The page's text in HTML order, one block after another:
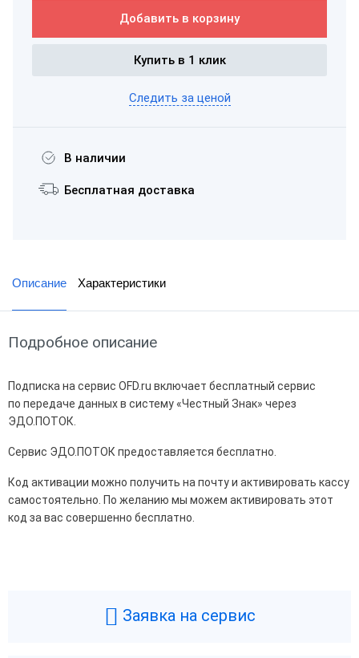
Добавить в корзину
Купить в 1 клик
Следить за ценой
В наличии
Бесплатная доставка
Описание Характеристики
Подробное описание
Подписка на сервис OFD.ru включает бесплатный сервис
по передаче данных в систему «Честный Знак» через
ЭДО.ПОТОК.
Сервис ЭДО.ПОТОК предоставляется бесплатно.
Код активации можно получить на почту и активировать кассу
самостоятельно. По желанию мы можем активировать этот
код за вас совершенно бесплатно.
Маркировка включена в
С марк.
Заявка на сервис